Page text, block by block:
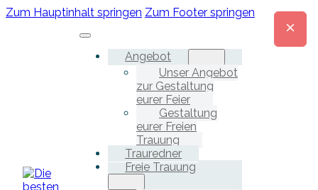
Zum Hauptinhalt springen Zum Footer springen
Angebot
Unser Angebot
zur Gestaltung
eurer Feier
Gestaltung
eurer Freien
Trauung
Trauredner
Freie Trauung